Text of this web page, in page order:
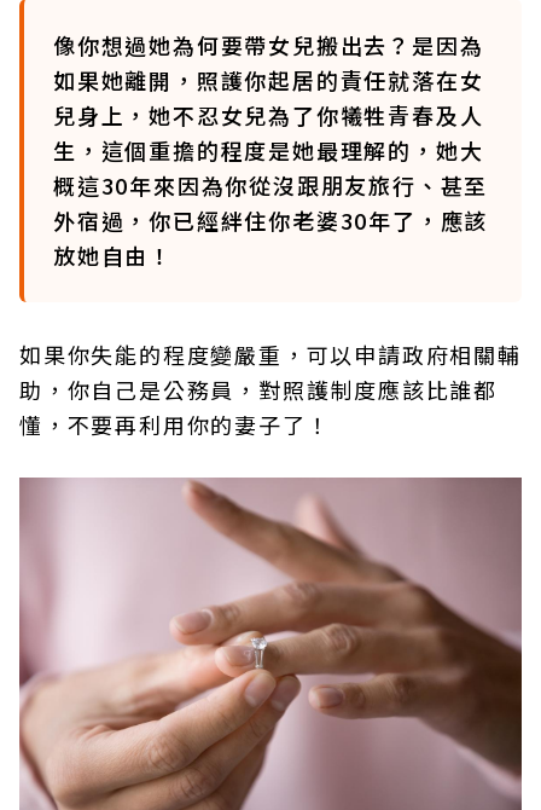
像你想過她為何要帶女兒搬出去？是因為
如果她離開，照護你起居的責任就落在女
兒身上，她不忍女兒為了你犧牲青春及人
生，這個重擔的程度是她最理解的，她大
概這30年來因為你從沒跟朋友旅行、甚至
外宿過，你已經絆住你老婆30年了，應該
放她自由！
如果你失能的程度變嚴重，可以申請政府相關輔
助，你自己是公務員，對照護制度應該比誰都
懂，不要再利用你的妻子了！